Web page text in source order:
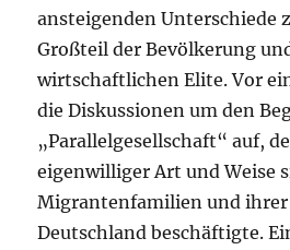
ansteigenden Unterschiede
Großteil der Bevölkerung
wirtschaftlichen Elite. Vor
die Diskussionen um den
„Parallelgesellschaft“ auf,
eigenwilliger Art und Weise
Migrantenfamilien und ihrer
Deutschland beschäftigte.